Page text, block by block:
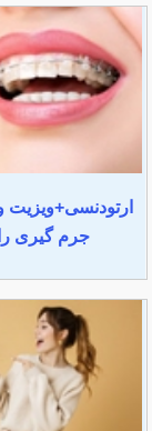
ارتودنسی+ویزیت
جرم گیری